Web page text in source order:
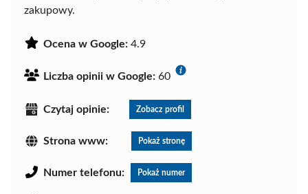
zakupowy.
Ocena w Google: 4.9
Liczba opinii w Google: 60
Czytaj opinie: Zobacz profil
Strona www: Pokaż stronę
Numer telefonu: Pokaż numer